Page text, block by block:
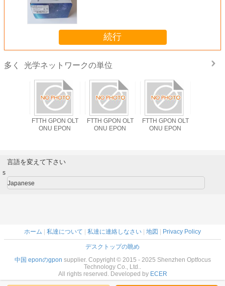
続行
多く 光学ネットワークの単位
ODM FTTHの解決
GPON OLT ONU 2
1490nm
FTTH GPON OLT
ONU EPON
FTTH GPON OLT
ONU EPON
言語を変えて下さい
s
Japanese
ホーム | 私達について | 私達に連絡しなさい | 地図 | Privacy Policy
デスクトップの眺め
中国 eponのgpon supplier. Copyright © 2015 - 2025 Shenzhen Optfocus
Technology Co., Ltd..
All rights reserved. Developed by ECER